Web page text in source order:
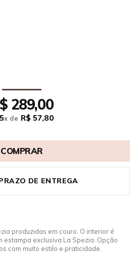
289,00
5x de R$ 57,80
COMPRAR
DE ENTREGA
produzidas em couro. O interior é
estampa exclusiva La Spezia. Opção
com muito estilo e praticidade.